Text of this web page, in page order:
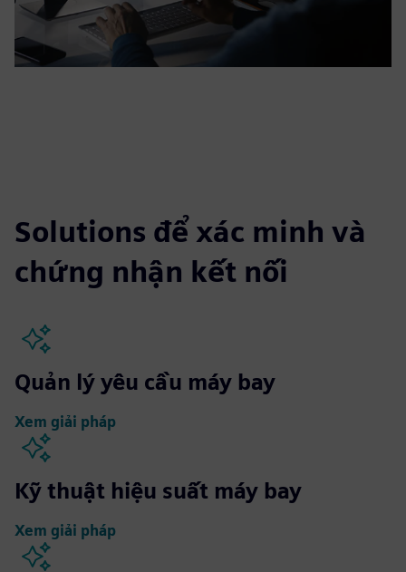
Solutions để xác minh và
chứng nhận kết nối
Quản lý yêu cầu máy bay
Xem giải pháp
Kỹ thuật hiệu suất máy bay
Xem giải pháp